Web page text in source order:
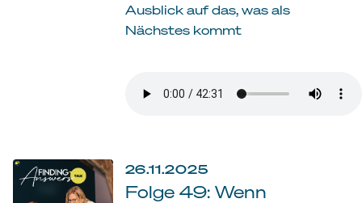
Ausblick auf das, was als
Nächstes kommt
26.11.2025
Folge 49: Wenn